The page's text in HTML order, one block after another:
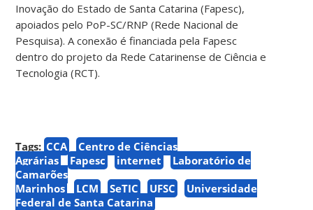
Inovação do Estado de Santa Catarina (Fapesc),
apoiados pelo PoP-SC/RNP (Rede Nacional de
Pesquisa). A conexão é financiada pela Fapesc
dentro do projeto da Rede Catarinense de Ciência e
Tecnologia (RCT).
Tags: CCA
Centro de Ciências
Agrárias
Fapesc internet
Laboratório de
Camarões
Marinhos
LCM SeTIC UFSC
Universidade
Federal de Santa Catarina